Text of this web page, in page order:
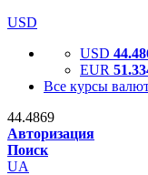
USD
USD
EUR
Все курсы
44.4869
Авторизация
Поиск
UA